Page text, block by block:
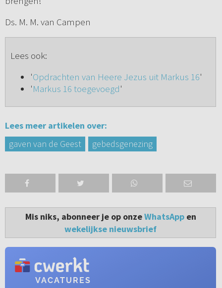
Ds. M. M. van Campen
Lees ook:
'Opdrachten van Heere Jezus uit Markus 16'
'Markus 16 toegevoegd'
Lees meer artikelen over:
gaven van de Geest
gebedsgenezing
Mis niks, abonneer je op onzeWhatsAppen
wekelijkse nieuwsbrief